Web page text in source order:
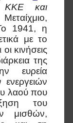
ΚΚΕ και
1941, η
με το
κινήσεις
της
ευρεία
λαού που
του
μισθών,